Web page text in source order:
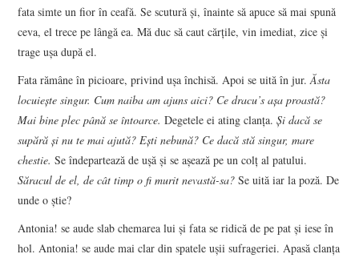
fata simte un fior în ceafă. Se scutură şi, înainte să apuce să mai spună
ceva, el trece pe lângă ea. Mă duc să caut cărţile, vin imediat, zice şi
trage uşa după el.
Fata rămâne în picioare, privind uşa închisă. Apoi se uită în jur.Ăsta
locuieşte singur. Cum naiba am ajuns aici? Ce dracu’s aşa proastă?
Mai bine plec până se întoarce.Degetele ei ating clanţa. Şi dacă se
supără şi nu te mai ajută? Eşti nebună? Ce dacă stă singur, mare
chestie.Se îndepartează de uşă şi se aşează pe un colţ al patului.
Săracul de el, de cât timp o fi murit nevastă-sa?Se uită iar la poză. De
unde o ştie?
Antonia! se aude slab chemarea lui şi fata se ridică de pe pat şi iese în
hol. Antonia! se aude mai clar din spatele uşii sufrageriei. Apasă clanţa